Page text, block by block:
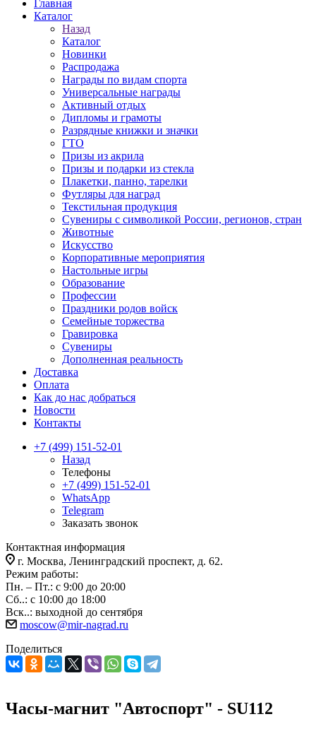
Главная
Каталог
Назад
Каталог
Новинки
Распродажа
Награды по видам спорта
Универсальные награды
Активный отдых
Дипломы и грамоты
Разрядные книжки и значки
ГТО
Призы из акрила
Призы и подарки из стекла
Плакетки, панно, тарелки
Футляры для наград
Текстильная продукция
Сувениры с символикой России, регионов, стран
Животные
Искусство
Корпоративные мероприятия
Настольные игры
Образование
Профессии
Праздники родов войск
Семейные торжества
Гравировка
Сувениры
Дополненная реальность
Доставка
Оплата
Как до нас добраться
Новости
Контакты
+7 (499) 151-52-01
Назад
Телефоны
+7 (499) 151-52-01
WhatsApp
Telegram
Заказать звонок
Контактная информация
г. Москва, Ленинградский проспект, д. 62.
Режим работы:
Пн. – Пт.: с 9:00 до 20:00
Сб..: с 10:00 до 18:00
Вск..: выходной до сентября
moscow@mir-nagrad.ru
Поделиться
Часы-магнит "Автоспорт" - SU112